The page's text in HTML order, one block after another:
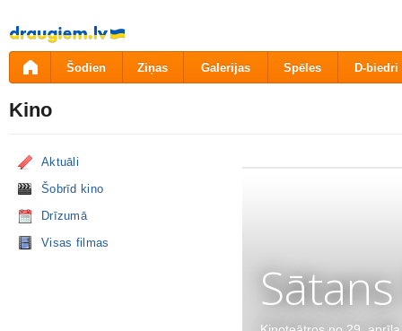
Pāriet
uz
saturu
Šodien Ziņas Galerijas Spēles D-biedri
Kino
Aktuāli
Šobrīd kino
Drīzumā
Visas filmas